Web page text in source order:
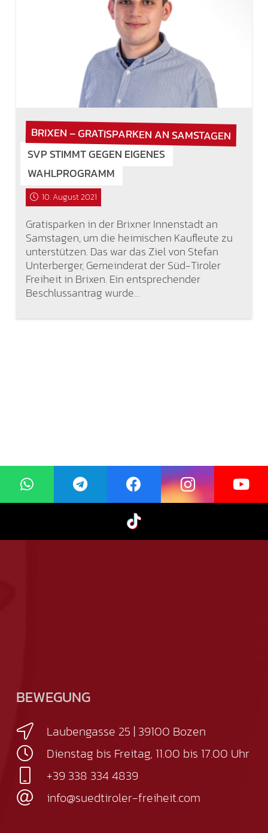
BRIXEN – GRATISPARKEN AN SAMSTAGEN
SVP STIMMT GEGEN EIGENES
WAHLPROGRAMM
10. August 2021
Gratisparken in der Brixner Innenstadt an
Samstagen, um die heimischen Kaufleute zu
unterstützen. Das war das Ziel von Stefan
Unterberger, Gemeinderat der Süd-Tiroler
Freiheit in Brixen. Ein entsprechender
Beschlussantrag wurde…
BEWEGUNG
Laubengasse 25 | 39100 Bozen
Dienstag bis Freitag, 11.00 bis 17.00 Uhr
+39 338 334 4839
info@suedtiroler-freiheit.com